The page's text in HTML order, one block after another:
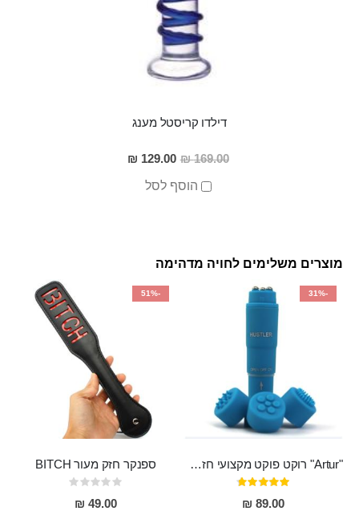
דילדו קריסטל מענג
169.00 ₪
מחיר
מבצע
129.00 ₪
הוסף לסל
מוצרים משלימים לחויה מדהימה
-31%
"Artur" רוקט פוקט מקצועי חזק במיוחד
דירוג:
95%
89.00 ₪
-51%
ספנקר חזק מעור BITCH
Rating:
0%
49.00 ₪